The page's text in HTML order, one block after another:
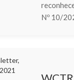
Nº 10/